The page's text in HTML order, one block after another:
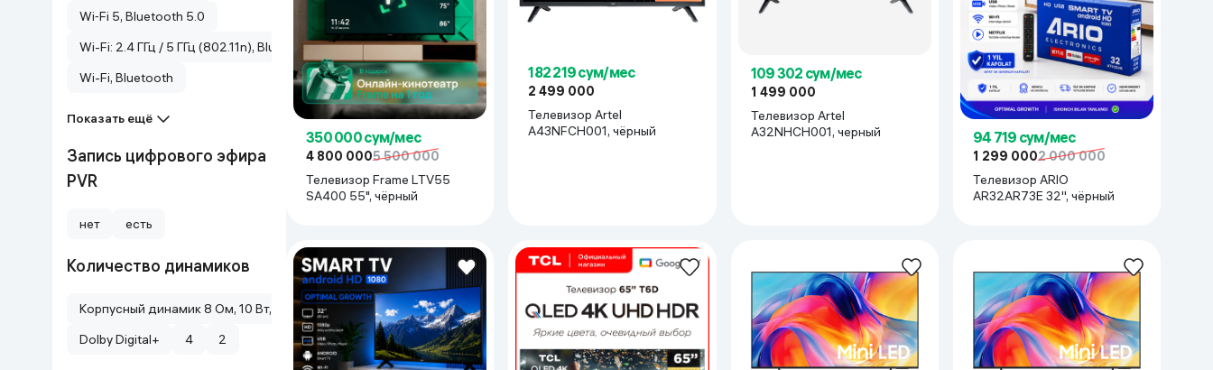
Wi‑Fi 5, Bluetooth 5.0
Wi-Fi: 2.4 ГГц / 5 ГГц (802.11n), Bluetooth: 5.0, Поддержка Miracast
Wi-Fi, Bluetooth
Показать ещё
Запись цифрового эфира
PVR
нет есть
Количество динамиков
Корпусный динамик 8 Ом, 10 Вт, 2 динамика Dolby Surround
Dolby Digital+
4 2
350 000 сум/мес
4 800 0005 500 000
Телевизор Frame LTV55
SA400 55", чёрный
182 219 сум/мес
2 499 000
Телевизор Artel
A43NFCH001, чёрный
109 302 сум/мес
1 499 000
Телевизор Artel
A32NHCH001, черный
94 719 сум/мес
1 299 0002 000 000
Телевизор ARIO
AR32AR73E 32'', чёрный